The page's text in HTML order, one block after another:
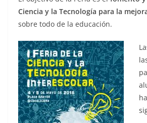
Ciencia y la Tecnología para la
sobre todo de la educación.